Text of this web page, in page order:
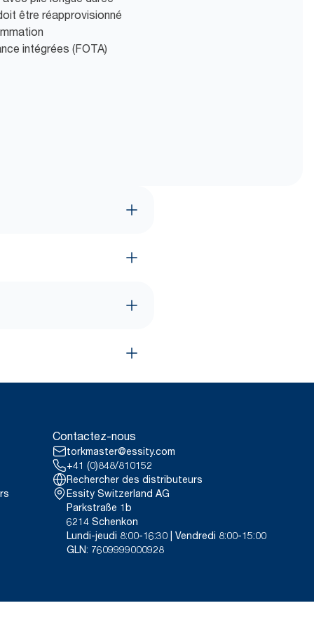
être réapprovisionné
intégrées (FOTA)
Contactez-nous
torkmaster@essity.com
+41 (0)848/810152
Rechercher des distributeurs
Essity Switzerland AG
Parkstraße 1b
6214 Schenkon
Lundi-jeudi 8:00-16:30 | Vendredi 8:00-15:00
GLN: 7609999000928